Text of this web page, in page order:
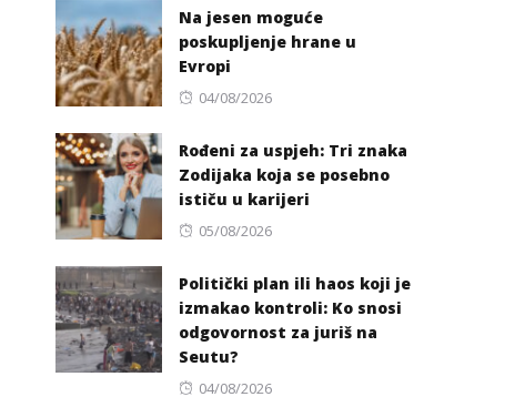
Na jesen moguće
poskupljenje hrane u
Evropi
Posted
04/08/2026
Rođeni za uspjeh: Tri znaka
Zodijaka koja se posebno
ističu u karijeri
Posted
05/08/2026
Politički plan ili haos koji je
izmakao kontroli: Ko snosi
odgovornost za juriš na
Seutu?
Posted
04/08/2026